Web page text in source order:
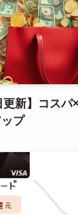
更新】コス
プ